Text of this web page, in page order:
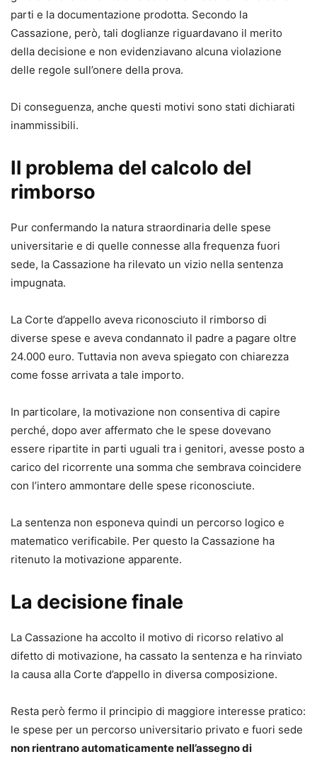
parti e la documentazione prodotta. Secondo la
Cassazione, però, tali doglianze riguardavano il merito
della decisione e non evidenziavano alcuna violazione
delle regole sull’onere della prova.
Di conseguenza, anche questi motivi sono stati dichiarati
inammissibili.
Il problema del calcolo del
rimborso
Pur confermando la natura straordinaria delle spese
universitarie e di quelle connesse alla frequenza fuori
sede, la Cassazione ha rilevato un vizio nella sentenza
impugnata.
La Corte d’appello aveva riconosciuto il rimborso di
diverse spese e aveva condannato il padre a pagare oltre
24.000 euro. Tuttavia non aveva spiegato con chiarezza
come fosse arrivata a tale importo.
In particolare, la motivazione non consentiva di capire
perché, dopo aver affermato che le spese dovevano
essere ripartite in parti uguali tra i genitori, avesse posto a
carico del ricorrente una somma che sembrava coincidere
con l’intero ammontare delle spese riconosciute.
La sentenza non esponeva quindi un percorso logico e
matematico verificabile. Per questo la Cassazione ha
ritenuto la motivazione apparente.
La decisione finale
La Cassazione ha accolto il motivo di ricorso relativo al
difetto di motivazione, ha cassato la sentenza e ha rinviato
la causa alla Corte d’appello in diversa composizione.
Resta però fermo il principio di maggiore interesse pratico:
le spese per un percorso universitario privato e fuori sede
non rientrano automaticamente nell’assegno di